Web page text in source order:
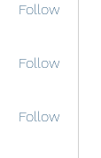
Follow
Follow
Follow